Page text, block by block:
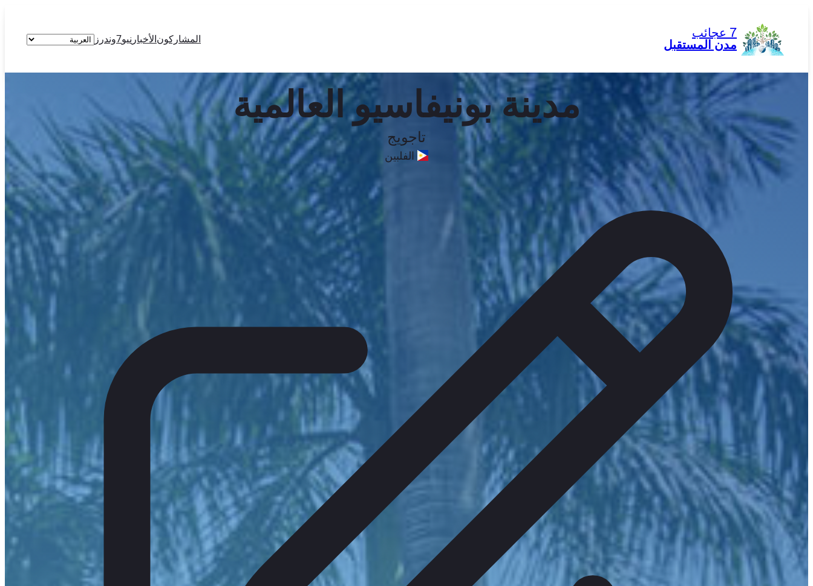
المحتوى
7 عجائب
مدن المستقبل
المشاركونالأخبار نيو7وندرز
اختر
مدينة بونيفاسيو العالمية
تاجويج
الفلبين